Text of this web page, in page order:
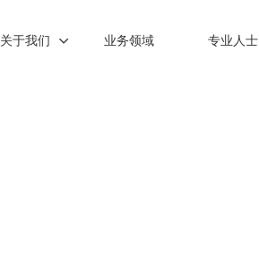
关于我们 业务领域 专业人士